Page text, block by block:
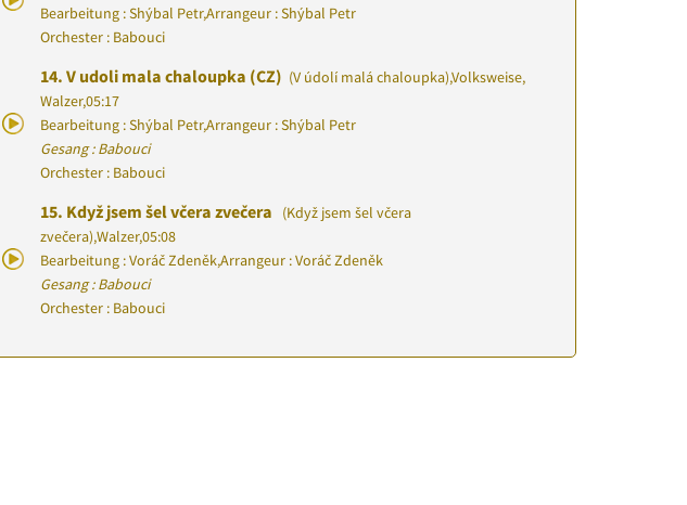
Bearbeitung : Shýbal Petr,Arrangeur : Shýbal Petr
Orchester : Babouci
14. V udoli mala chaloupka (CZ) (V údolí malá chaloupka),Volksweise,
Walzer,05:17
Bearbeitung : Shýbal Petr,Arrangeur : Shýbal Petr
Gesang : Babouci
Orchester : Babouci
15. Když jsem šel včera zvečera
(Když jsem šel včera
zvečera),Walzer,05:08
Bearbeitung : Voráč Zdeněk,Arrangeur : Voráč Zdeněk
Gesang : Babouci
Orchester : Babouci